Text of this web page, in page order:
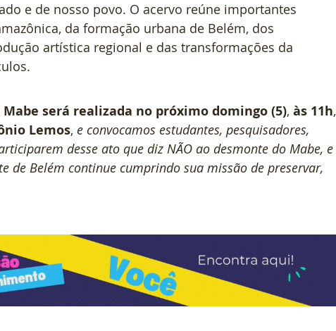
e de nosso povo. O acervo reúne importantes
da formação urbana de Belém, dos
artística regional e das transformações da
será realizada no próximo domingo (5), às 11h,
Lemos, e convocamos estudantes, pesquisadores,
desse ato que diz NÃO ao desmonte do Mabe, e
de Belém continue cumprindo sua missão de preservar,